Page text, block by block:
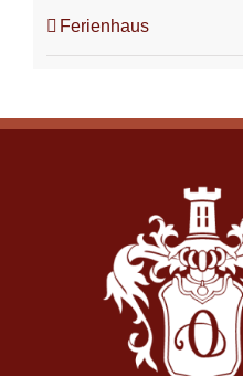
Ferienhaus